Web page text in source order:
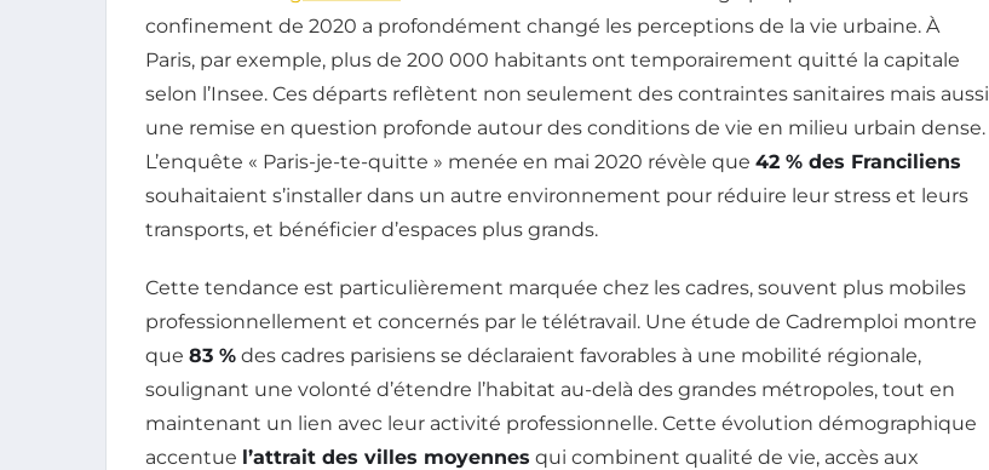
confinement de 2020 a profondément changé les perceptions de la vie urbaine. À
Paris, par exemple, plus de 200 000 habitants ont temporairement quitté la capitale
selon l’Insee. Ces départs reflètent non seulement des contraintes sanitaires mais aussi
une remise en question profonde autour des conditions de vie en milieu urbain dense.
L’enquête « Paris-je-te-quitte » menée en mai 2020 révèle que 42 % des Franciliens
souhaitaient s’installer dans un autre environnement pour réduire leur stress et leurs
transports, et bénéficier d’espaces plus grands.
Cette tendance est particulièrement marquée chez les cadres, souvent plus mobiles
professionnellement et concernés par le télétravail. Une étude de Cadremploi montre
que 83 % des cadres parisiens se déclaraient favorables à une mobilité régionale,
soulignant une volonté d’étendre l’habitat au-delà des grandes métropoles, tout en
maintenant un lien avec leur activité professionnelle. Cette évolution démographique
accentue l’attrait des villes moyennes qui combinent qualité de vie, accès aux